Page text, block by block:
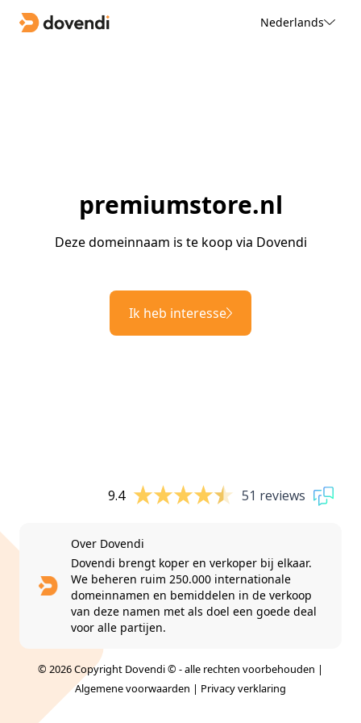
Nederlands
premiumstore.nl
Deze domeinnaam is te koop via Dovendi
Ik heb interesse
9.4 51 reviews
Over Dovendi
Dovendi brengt koper en verkoper bij elkaar.
We beheren ruim 250.000 internationale
domeinnamen en bemiddelen in de verkoop
van deze namen met als doel een goede deal
voor alle partijen.
© 2026 Copyright Dovendi © - alle rechten voorbehouden |
Algemene voorwaarden | Privacy verklaring